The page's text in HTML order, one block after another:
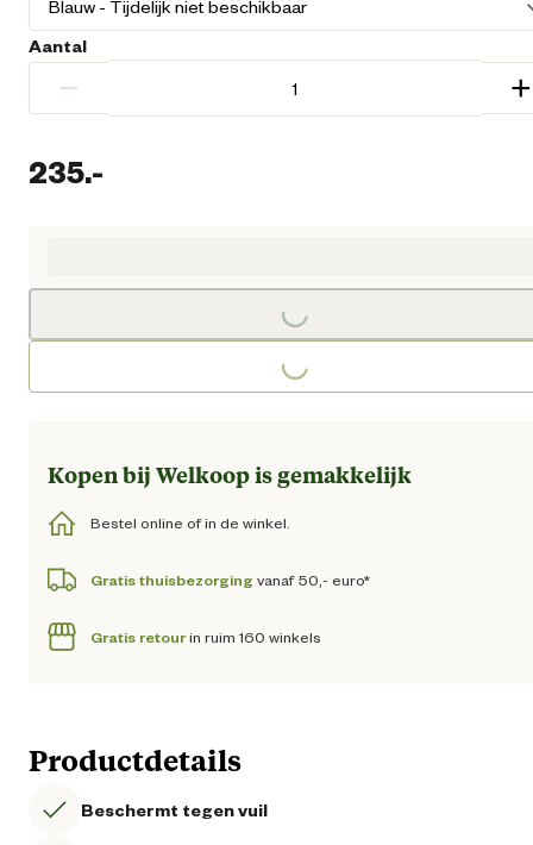
Aantal
− +
235.-
Loading...
Loading...
Kopen bij Welkoop is gemakkelijk
Bestel online of in de winkel.
Gratis thuisbezorging vanaf 50,- euro*
Gratis retourin ruim 160 winkels
Productdetails
Beschermt tegen vuil